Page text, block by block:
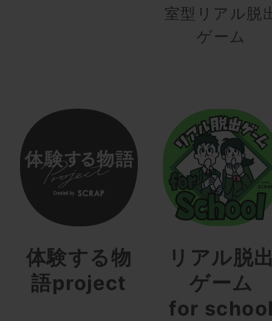
室型リアル脱
ゲーム
体験する物
語project
リアル脱
ゲーム
for